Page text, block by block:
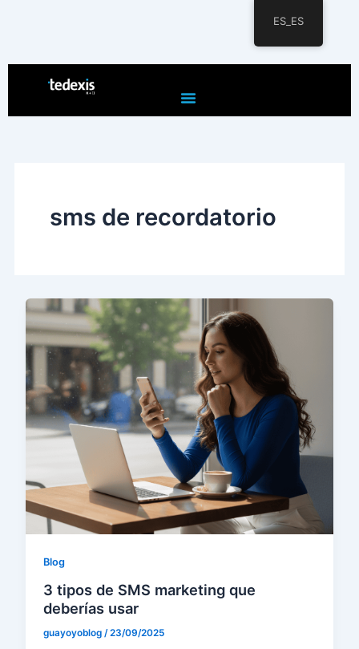
sms de recordatorio
Blog
3 tipos de SMS marketing que
deberías usar
guayoyoblog/23/09/2025
ES_ES